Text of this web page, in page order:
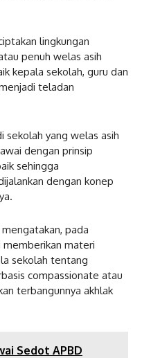
lingkungan
penuh welas asih
kepala sekolah, guru dan
teladan
sekolah yang welas asih
dengan prinsip
sehingga
dengan konep
pada
memberikan materi
sekolah tentang
compassionate atau
terbangunnya akhlak
Sedot APBD